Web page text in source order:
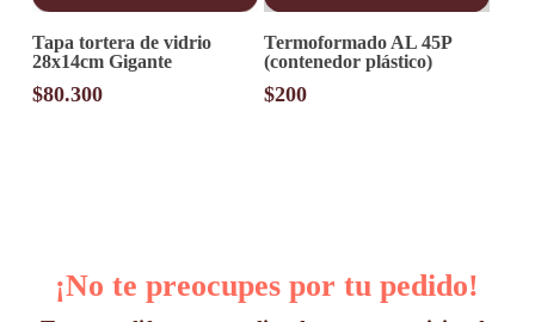
Tapa tortera de vidrio
28x14cm Gigante
$80.300
producto
tiene
múltiples
variantes.
página
de
Termoformado AL 45P
(contenedor plástico)
$200
¡No te preocupes por tu pedido!